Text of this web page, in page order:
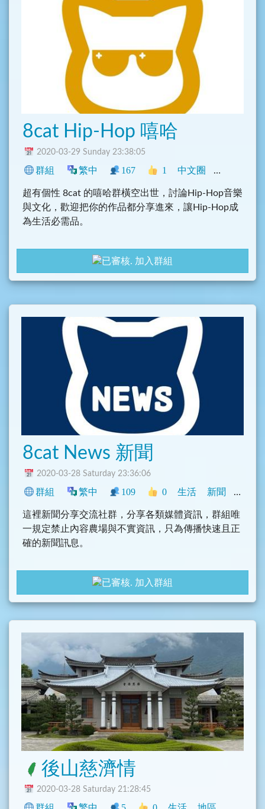
只要高雄點滿滿的就可以一起分享唷
再次歡迎大家
也請大家廣邀身邊朋友加入 TG 哈啦群唷 ~
8cat Hip-Hop 嘻哈
2020-03-29 Sunday 23:38:05
群組 繁中 167 1 中文圈 影音
超有個性 8cat 的嘻哈群橫空出世，討論Hip-Hop音樂
與文化，歡迎把你的作品都分享進來，讓Hip-Hop成
為生活必需品。
加入群組
8cat News 新聞
2020-03-28 Saturday 23:36:06
群組 繁中 109 0 生活 新聞 中文圈
這裡新聞分享交流社群，分享各類媒體資訊，群組唯
一規定禁止內容農場與不實資訊，只為傳播快速且正
確的新聞訊息。
加入群組
後山慈濟情
2020-03-28 Saturday 21:28:45